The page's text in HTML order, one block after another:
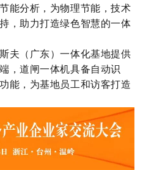
能分析，为物理节能，技术
，助力打造绿色智慧的一体
夫（广东）一体化基地提供
，道闸一体机具备自动识
能，为基地员工和访客打造